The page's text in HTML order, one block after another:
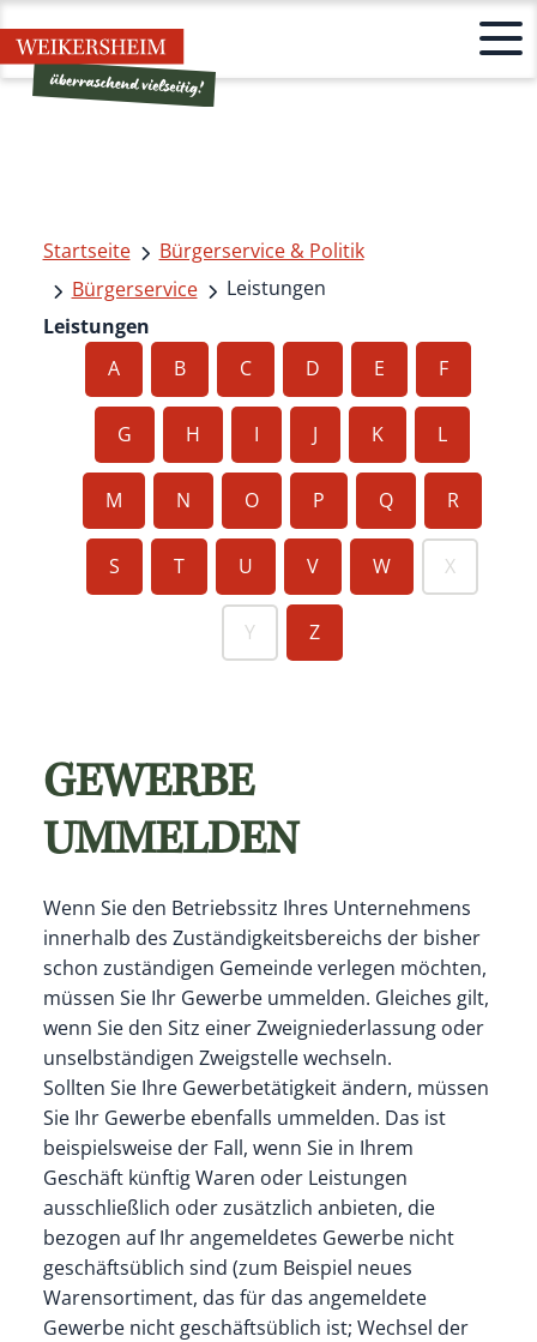
Startseite
Bürgerservice & Politik
Bürgerservice
Leistungen
Leistungen
A
B C D E F
G H I J K L
M N O P Q R
S T U V W X
Y Z
GEWERBE
UMMELDEN
Wenn Sie den Betriebssitz Ihres Unternehmens
innerhalb des Zuständigkeitsbereichs der bisher
schon zuständigen Gemeinde verlegen möchten,
müssen Sie Ihr Gewerbe ummelden. Gleiches gilt,
wenn Sie den Sitz einer Zweigniederlassung oder
unselbständigen Zweigstelle wechseln.
Sollten Sie Ihre Gewerbetätigkeit ändern, müssen
Sie Ihr Gewerbe ebenfalls ummelden. Das ist
beispielsweise der Fall, wenn Sie in Ihrem
Geschäft künftig Waren oder Leistungen
ausschließlich oder zusätzlich anbieten, die
bezogen auf Ihr angemeldetes Gewerbe nicht
geschäftsüblich sind (zum Beispiel neues
Warensortiment, das für das angemeldete
Gewerbe nicht geschäftsüblich ist; Wechsel der